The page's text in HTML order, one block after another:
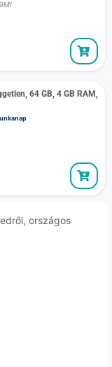
64 GB, 4 GB RAM,
országos